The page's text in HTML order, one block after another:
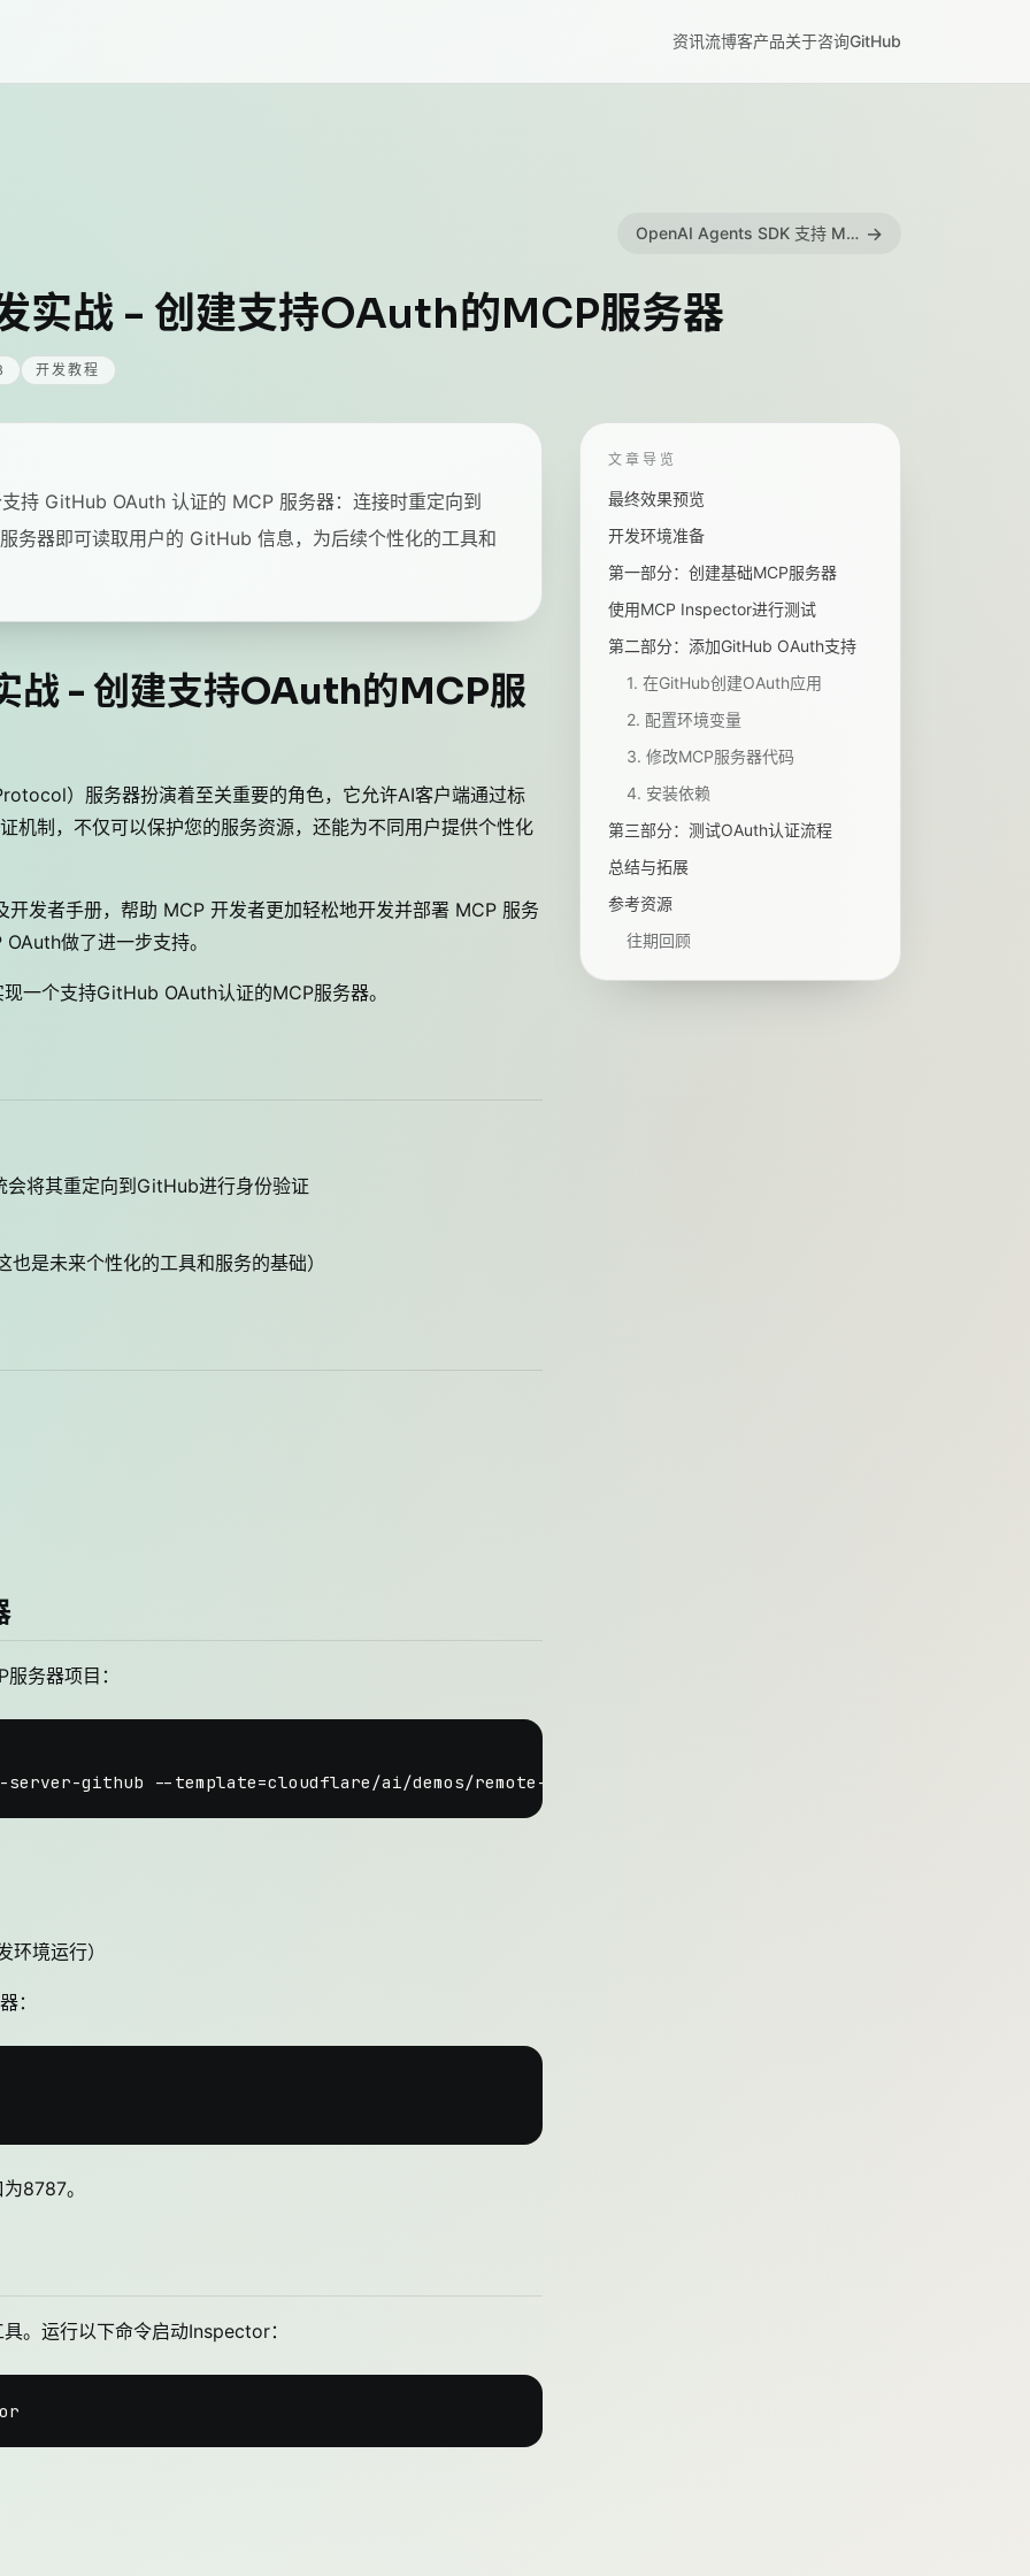
资讯流博客产品关于咨询GitHub
OpenAI Agents SDK 支持 MCP 极简指南 →
战 - 创建支持OAuth的MCP服务器
开发教程
持 GitHub OAuth 认证的 MCP 服务器：连接时重定向到
务器即可读取用户的 GitHub 信息，为后续个性化的工具和
- 创建支持OAuth的MCP服
）服务器扮演着至关重要的角色，它允许AI客户端通过标
机制，不仅可以保护您的服务资源，还能为不同用户提供个性化
发者手册，帮助 MCP 开发者更加轻松地开发并部署 MCP 服务
做了进一步支持。
一个支持GitHub OAuth认证的MCP服务器。
将其重定向到GitHub进行身份验证
是未来个性化的工具和服务的基础）
务器项目：
环境运行）
：
8787。
。运行以下命令启动Inspector：
文章导览
最终效果预览
开发环境准备
第一部分：创建基础MCP服务器
使用MCP Inspector进行测试
第二部分：添加GitHub OAuth支持
1. 在GitHub创建OAuth应用
2. 配置环境变量
3. 修改MCP服务器代码
4. 安装依赖
第三部分：测试OAuth认证流程
总结与拓展
参考资源
往期回顾